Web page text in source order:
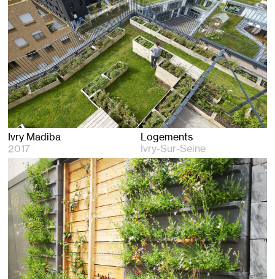
Ivry Madiba
2017
Logements
Ivry-Sur-Seine